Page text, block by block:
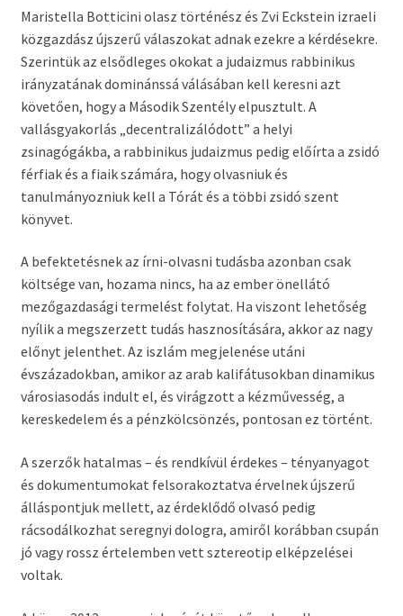
Maristella Botticini olasz történész és Zvi Eckstein izraeli
közgazdász újszerű válaszokat adnak ezekre a kérdésekre.
Szerintük az elsődleges okokat a judaizmus rabbinikus
irányzatának dominánssá válásában kell keresni azt
követően, hogy a Második Szentély elpusztult. A
vallásgyakorlás „decentralizálódott” a helyi
zsinagógákba, a rabbinikus judaizmus pedig előírta a zsidó
férfiak és a fiaik számára, hogy olvasniuk és
tanulmányozniuk kell a Tórát és a többi zsidó szent
könyvet.
A befektetésnek az írni-olvasni tudásba azonban csak
költsége van, hozama nincs, ha az ember önellátó
mezőgazdasági termelést folytat. Ha viszont lehetőség
nyílik a megszerzett tudás hasznosítására, akkor az nagy
előnyt jelenthet. Az iszlám megjelenése utáni
évszázadokban, amikor az arab kalifátusokban dinamikus
városiasodás indult el, és virágzott a kézművesség, a
kereskedelem és a pénzkölcsönzés, pontosan ez történt.
A szerzők hatalmas – és rendkívül érdekes – tényanyagot
és dokumentumokat felsorakoztatva érvelnek újszerű
álláspontjuk mellett, az érdeklődő olvasó pedig
rácsodálkozhat seregnyi dologra, amiről korábban csupán
jó vagy rossz értelemben vett sztereotip elképzelései
voltak.